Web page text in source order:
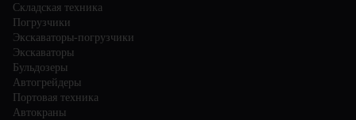
Складская техника
Погрузчики
Экскаваторы-погрузчики
Экскаваторы
Бульдозеры
Автогрейдеры
Портовая техника
Автокраны